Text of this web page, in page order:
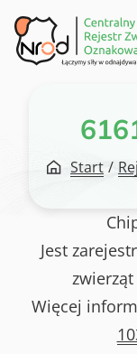
Przejdź
do
treści
Start /
Jest
Więcej